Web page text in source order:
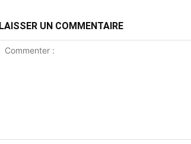
LAISSER UN COMMENTAIRE